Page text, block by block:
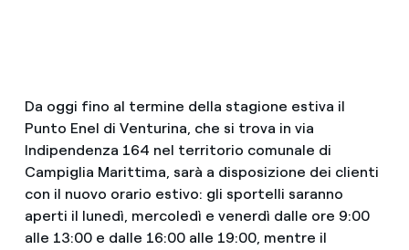
Da oggi fino al termine della stagione estiva il
Punto Enel di Venturina, che si trova in via
Indipendenza 164 nel territorio comunale di
Campiglia Marittima, sarà a disposizione dei clienti
con il nuovo orario estivo: gli sportelli saranno
aperti il lunedì, mercoledì e venerdì dalle ore 9:00
alle 13:00 e dalle 16:00 alle 19:00, mentre il